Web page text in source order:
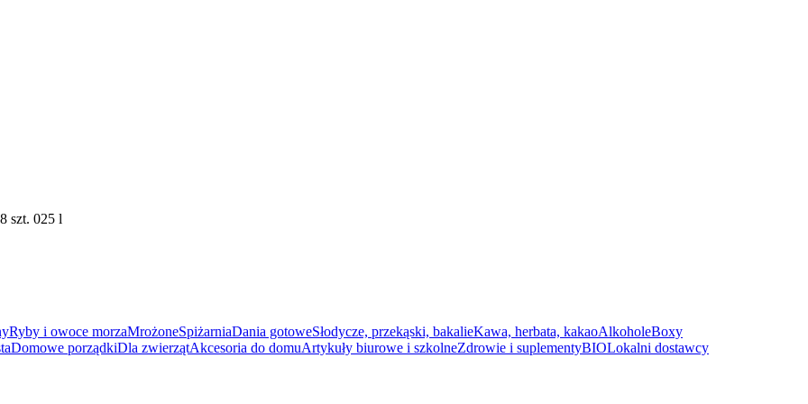
Ryby i owoce morzaMrożoneSpiżarniaDania gotoweSłodycze, przekąski, bakalieKawa, herbata, kakaoAlkoholeBoxy
Domowe porządkiDla zwierzątAkcesoria do domuArtykuły biurowe i szkolneZdrowie i suplementyBIOLokalni dostawcy
szt. 025 l